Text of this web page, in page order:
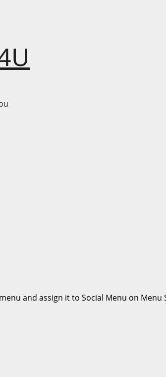
and assign it to Social Menu on Menu